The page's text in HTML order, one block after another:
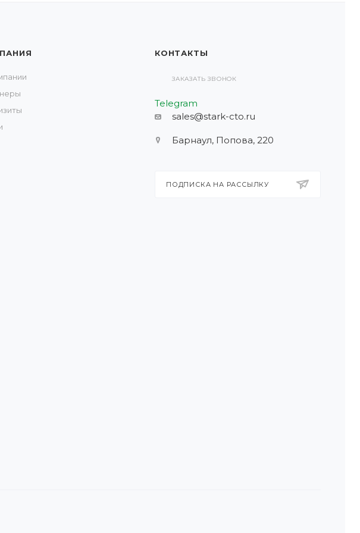
КОНТАКТЫ
ЗАКАЗАТЬ ЗВОНОК
Telegram
sales@stark-cto.ru
Барнаул, Попова, 220
ПОДПИСКА НА РАССЫЛКУ